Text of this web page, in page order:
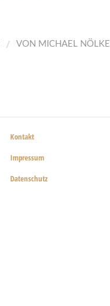
/ VON MICHAEL NÖLKE
Kontakt
Impressum
Datenschutz